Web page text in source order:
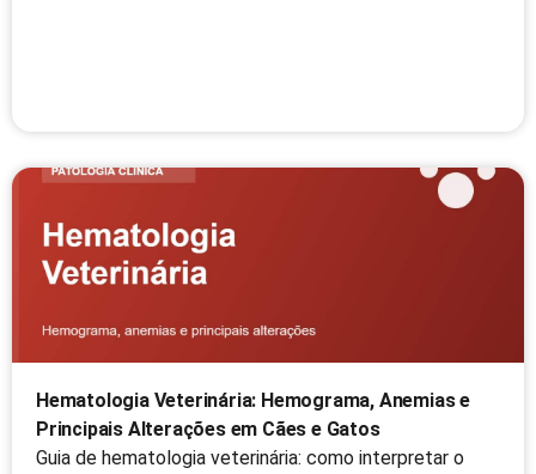
Hematologia Veterinária: Hemograma, Anemias e
Principais Alterações em Cães e Gatos
Guia de hematologia veterinária: como interpretar o